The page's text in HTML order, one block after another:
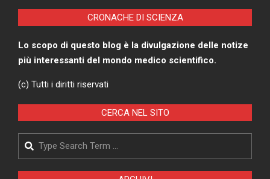
CRONACHE DI SCIENZA
Lo scopo di questo blog è la divulgazione delle notize
più interessanti del mondo medico scientifico.
(c) Tutti i diritti riservati
CERCA NEL SITO
Search